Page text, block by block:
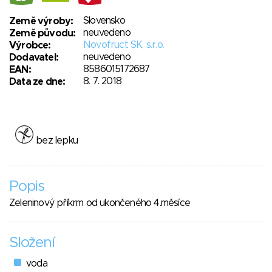
Země výroby:
Slovensko
Země původu:
neuvedeno
Výrobce:
Novofruct SK, s.r.o.
Dodavatel:
neuvedeno
EAN:
8586015172687
Data ze dne:
8. 7. 2018
bez lepku
Popis
Zeleninový příkrm od ukončeného 4.měsíce
Složení
voda